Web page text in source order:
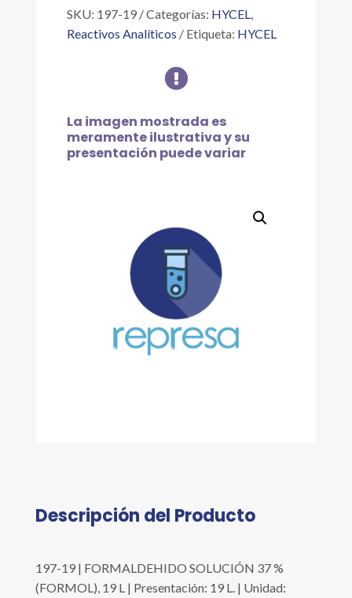
%
19
SKU: 197-19 Categorías: HYCEL,
Reactivos Analíticos
Etiqueta: HYCEL

La imagen mostrada es
meramente ilustrativa y su
presentación puede variar
Descripción del Producto
197-19 | FORMALDEHIDO SOLUCIÓN 37 %
(FORMOL), 19 L | Presentación: 19 L. | Unidad: